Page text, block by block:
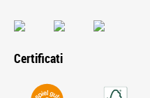
Certificati